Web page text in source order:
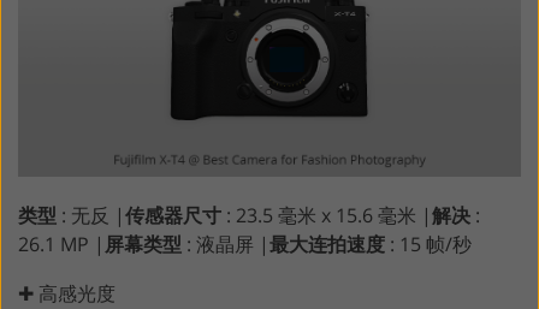
类型 : 无反 |传感器尺寸 : 23.5 毫米 x 15.6 毫米 |解决 :
26.1 MP | 屏幕类型 : 液晶屏 |最大连拍速度 : 15 帧/秒
✚ 高感光度